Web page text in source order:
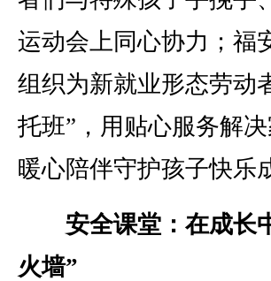
运动会上同心协力；福
组织为新就业形态劳动
托班”，用贴心服务解
暖心陪伴守护孩子快乐
安全课堂：在成长
火墙”